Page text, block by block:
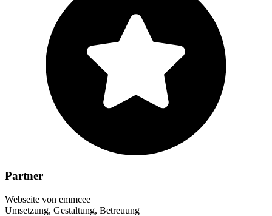
Partner
Webseite von emmcee
Umsetzung, Gestaltung, Betreuung